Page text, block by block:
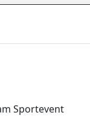
Sportevent